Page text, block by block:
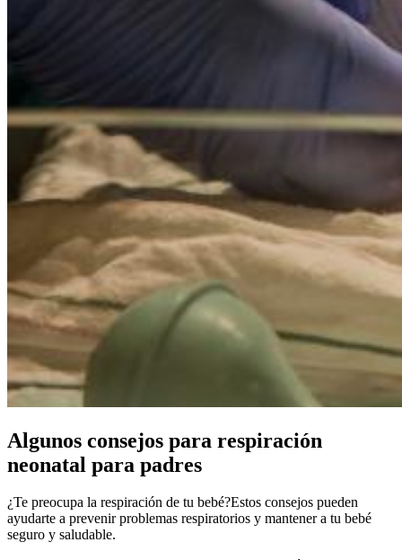
Algunos consejos para respiración
neonatal para padres
¿Te preocupa la respiración de tu bebé?Estos consejos pueden
ayudarte a prevenir problemas respiratorios y mantener a tu bebé
seguro y saludable.